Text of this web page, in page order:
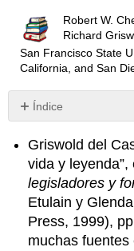
Robert W.
Richard
San Francisco State
California, and San
Índice
Sin
Griswold del
vida y leyenda”,
legisladores y
Etulain y
Press, 1999),
muchas